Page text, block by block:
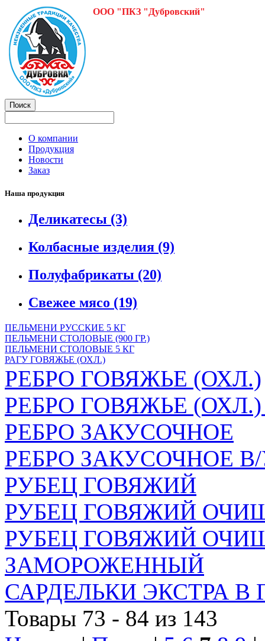
ООО "ПКЗ "Дубровский"
О компании
Продукция
Новости
Заказ
Наша продукция
Деликатесы (3)
Колбасные изделия (9)
Полуфабрикаты (20)
Свежее мясо (19)
ПЕЛЬМЕНИ РУССКИЕ 5 КГ
ПЕЛЬМЕНИ СТОЛОВЫЕ (900 ГР.)
ПЕЛЬМЕНИ СТОЛОВЫЕ 5 КГ
РАГУ ГОВЯЖЬЕ (ОХЛ.)
РЕБРО ГОВЯЖЬЕ (ОХЛ.)
РЕБРО ГОВЯЖЬЕ
РЕБРО ЗАКУСОЧНОЕ
РЕБРО ЗАКУСОЧНОЕ
РУБЕЦ ГОВЯЖИЙ
РУБЕЦ ГОВЯЖИЙ
РУБЕЦ ГОВЯЖИЙ
ЗАМОРОЖЕННЫЙ
САРДЕЛЬКИ ЭКСТРА В
Товары 73 - 84 из 143